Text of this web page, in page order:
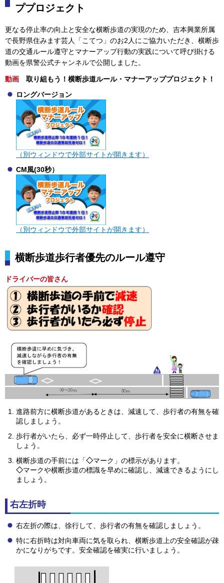
ププロジェクト
更なる停止率の向上と安全な横断歩道の実現のため、吉本興業所属
で長野県住みます芸人「こてつ」のお2人にご協力いただき、横断歩
道の交通ルール遵守とマナーアップ行動の実践について呼び掛ける
動画を県警公式チャンネルで公開しました。
動画 取 り組もう！横断歩道ルール・マナーアッププロジェクト！
ロングバージョン
（別ウィンドウで外部サイトが開きます）
CM風(30秒）
（別ウィンドウで外部サイトが開きます）
横断歩道歩行者優先のルール遵守
ドライバーの皆さん
進路前方に横断歩道があるときは、減速して、歩行者の有無を確
認しましょう。
歩行者がいたら、必ず一時停止して、歩行者を安全に横断させま
しょう。
横断歩道の手前には「◇マーク」の標示があります。
◇マークや横断歩道の標識を早めに確認し、減速できるようにし
ましょう。
右左折時
右左折の際は、徐行して、歩行者の有無を確認しましょう。
特に右折時は対向車両に気を取られ、横断歩道上の安全確認が疎
かになりがちです。安全確認を確実に行いましょう。